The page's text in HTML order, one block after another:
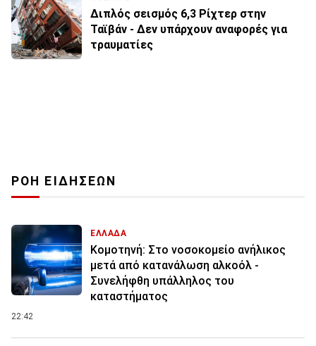
Διπλός σεισμός 6,3 Ρίχτερ στην
Ταϊβάν - Δεν υπάρχουν αναφορές για
τραυματίες
ΡΟΗ ΕΙΔΗΣΕΩΝ
ΕΛΛΑΔΑ
Κομοτηνή: Στο νοσοκομείο ανήλικος
μετά από κατανάλωση αλκοόλ -
Συνελήφθη υπάλληλος του
καταστήματος
22:42